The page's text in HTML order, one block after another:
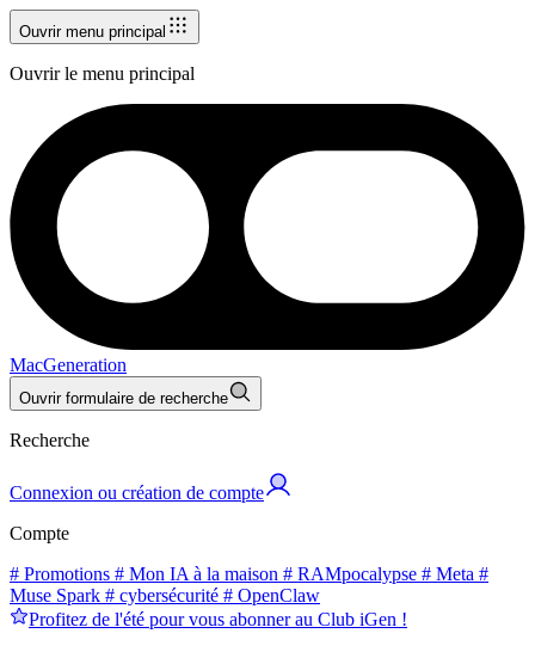
Ouvrir menu principal
Ouvrir le menu principal
MacGeneration
Ouvrir formulaire de recherche
Recherche
Connexion ou création de compte
Compte
# Promotions # Mon IA à la maison # RAMpocalypse # Meta #
Muse Spark # cybersécurité # OpenClaw
Profitez de l'été pour vous abonner au Club iGen !